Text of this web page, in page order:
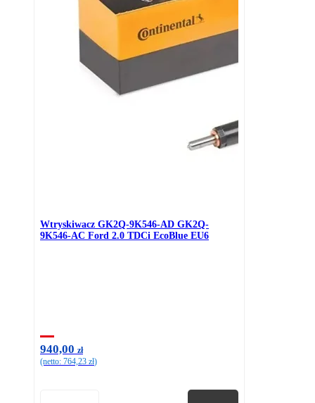
Wtryskiwacz GK2Q-9K546-AD GK2Q-
9K546-AC Ford 2.0 TDCi EcoBlue EU6
940,00 zł
(netto: 764,23 zł)